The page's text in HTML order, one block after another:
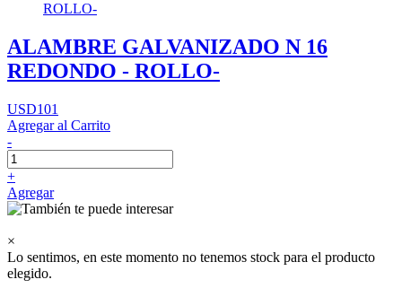
ALAMBRE GALVANIZADO N 16
REDONDO - ROLLO-
USD101
Agregar al Carrito
-
+
Agregar
×
Lo sentimos, en este momento no tenemos stock para el producto
elegido.